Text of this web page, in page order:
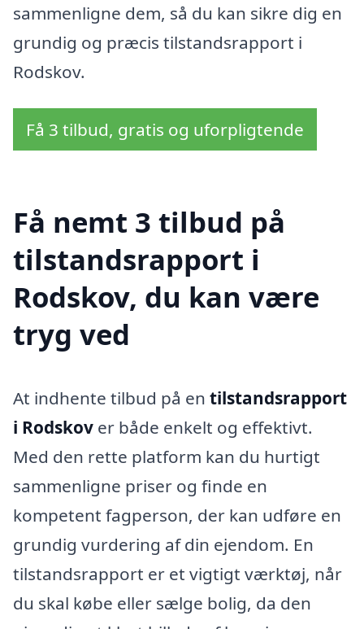
sammenligne dem, så du kan sikre dig en
grundig og præcis tilstandsrapport i
Rodskov.
Få 3 tilbud, gratis og uforpligtende
Få nemt 3 tilbud på
tilstandsrapport i
Rodskov, du kan være
tryg ved
At indhente tilbud på en tilstandsrapport
i Rodskov er både enkelt og effektivt.
Med den rette platform kan du hurtigt
sammenligne priser og finde en
kompetent fagperson, der kan udføre en
grundig vurdering af din ejendom. En
tilstandsrapport er et vigtigt værktøj, når
du skal købe eller sælge bolig, da den